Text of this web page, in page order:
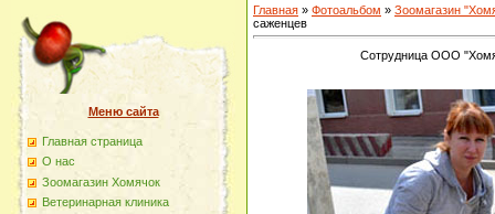
Меню сайта
Главная страница
О наc
Зоомагазин Хомячок
Ветеринарная клиника
Главная » Фотоальбом » Зоомагазин
саженцев
Сотрудница ООО